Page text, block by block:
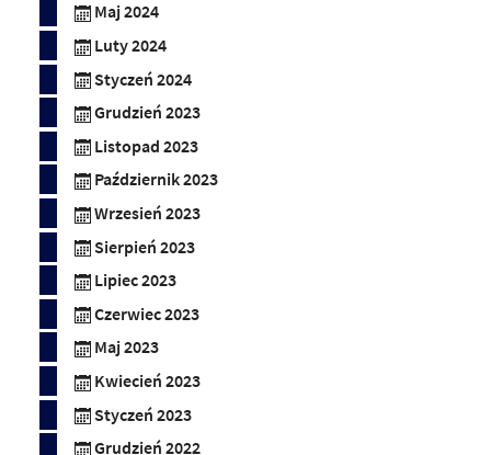
Maj 2024
Luty 2024
Styczeń 2024
Grudzień 2023
Listopad 2023
Październik 2023
Wrzesień 2023
Sierpień 2023
Lipiec 2023
Czerwiec 2023
Maj 2023
Kwiecień 2023
Styczeń 2023
Grudzień 2022